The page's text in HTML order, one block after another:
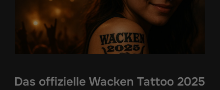
Das offizielle Wacken Tattoo 2025